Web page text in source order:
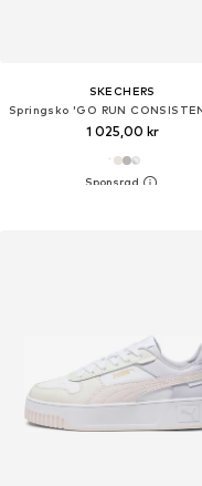
SKECHERS
1 025,00 kr